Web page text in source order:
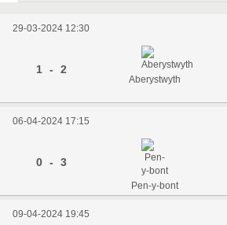
29-03-2024 12:30
1 - 2
Aberystwyth
06-04-2024 17:15
0 - 3
Pen-y-bont
09-04-2024 19:45